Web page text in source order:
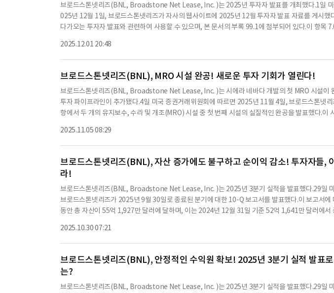
달성할 수 있을 것이라는 확신을 준다"고 덧붙였다.이어서 그는 투자자 데이를 개최할 예정이며, 이
체계적인 투자 접근 방식, 지속적인 가치 창출을 뒷받침하는 운영 실행에 대한 깊은 통찰을 제공할
로 회사는 6억 9,670만 달러를 투자했으며, 이 중 4억 1,660만 달러는 신규 부동산 인수, 1억 8,180
이는 4.
브로드스톤넷리즈(BNL, Broadstone Net Lease, Inc. )는 2025년 투자자 발표를 개최했다.1일 미
025년 12월 1일, 브로드스톤넷리즈가 자사의 웹사이트에 2025년 12월 투자자 발표 자료를 게시했
다가오는 투자자 발표와 관련하여 사용할 수 있으며, 본 문서의 부록 99.1에 첨부되어 있다.이 항목
용을 받지 않는다.또한 이 정보는 증권거래법 또는 1933년 증권법에 따라 제출된 어떤 서류에도 참
월 투자자 발표에서 브로드스톤넷리즈는 향후 성장 전략과 재무 성과에 대한 통찰을 제공했다.발표
던스가 포함되어 있으며, 이는 경제적 조건, 임대인 재무 건전성, 자산 인수 및 개발 프로젝트의 진행
받을 수 있다.이러한 위험 요소는 2024년 12월 31일 종료된 회계연도의 연례 보고서의 항목 1A '위
EC 웹사이트에서 확인할 수 있다. 발표에서는 2025년과 2026년의 조정된 자산 수익률
O) 성장률이 각각 2.9%와 4.2%로 예상되며, 2026년에는 1억 5천 3백만 달러에서 1억 5천 7백만
025년에는 6억 5천만 달러에서 7억 5천만 달러의 총 투자가 이루어질 것으로 보인다.2026년에는 5
2025.12.01 20:48
브로드스톤넷리즈(BNL), MRO 시설 완공! 새로운 투자 기회가 열린다!
브로드스톤넷리즈(BNL, Broadstone Net Lease, Inc. )는 시에라 네바다 개발의 첫 MRO 시설이
투자 파이프라인이 추가됐다.4일 미국 증권거래위원회에 따르면 2025년 11월 4일, 브로드스톤넷
항에서 두 개의 유지보수, 수리 및 개조(MRO) 시설 중 첫 번째 시설의 실질적인 완공을 발표했다.이
의 임대료는 2025년 11월 1일부터 시작되며, 최종 건설 작업이 완료되는 몇 달 내에 완전 안정화된
째 MRO 시설은 2026년 1분기에 실질적인 완공을 목표로 하고 있다.회사는 또한 오늘 하비 로비와
추가 빌드 투 수트 개발을 위한 토지를 확보하고 건설을 시작했다.이 두 거래는 직접 소싱된 비공식
완료될 예정이다.2025년 11월 3일 기준으로 진행 중인 개발 및 안정화된 개발에 대한 요약은 다음과
Brew(잭슨빌 - FL)가 있으며, 예상 임대 가능 면적은 1제곱피트로 2025년 6월에 시작해 2025년 11
기간은 15년이며, 연간 임대료 상승률은 1.9%로 추정된다. 총 프로젝트 투자액은 2,008이며, 누적
현금 자본화율은 8.0%, 직선 수익률은 8.8%이다.Sprouts(베드포드 - TX)는 예상 임대 가능 면적
시작해 2026년 8월에 안정화될 예정이다. 임대 기간은 15년이며, 연간 임대료 상승률은 0.9%로 추
2025.11.05 08:29
브로드스톤넷리즈(BNL), 자산 증가에도 불구하고 순이익 감소! 투자자들,
라!
브로드스톤넷리즈(BNL, Broadstone Net Lease, Inc. )는 2025년 3분기 실적을 발표했다.29일
브로드스톤넷리즈가 2025년 9월 30일로 종료된 분기에 대한 10-Q 보고서를 발표했다.이 보고서에
동안 총 자산이 55억 1,927만 달러에 달하며, 이는 2024년 12월 31일 기준 52억 1,641만 달러에서
함된다.부채는 총 25억 67만 달러로, 이는 2024년 12월 31일 기준 20억 7,499만 달러에서 증가한
달러로, 2024년 12월 31일 기준 31억 4,142만 달러에서 감소했다.2025년 3분기 동안의 순수익은
3,726만 달러에 비해 감소했다.주당 순이익은 0.14달러로, 2024년 3분기 0.19달러에서 감소했다.
416만 달러의 임대 수익을 기록했으며, 이는 2024년 3분기 1억 8,397만 달러에 비해 증가한 수치다
024년 3분기 5,481만 달러에 비해 증가했다.브로드스톤넷리즈는 2025년 3분기 동안 1억 3,946만
7.1%의 초기 현금 자본화율을 기록했다.또한, 2025년 3분기 동안 1억 4,000만 달러의 자산을 매각
2025.10.30 07:21
브로드스톤넷리즈(BNL), 안정적인 수익원 확보! 2025년 3분기 실적 발표
는?
브로드스톤넷리즈(BNL, Broadstone Net Lease, Inc. )는 2025년 3분기 실적을 발표했다.29일